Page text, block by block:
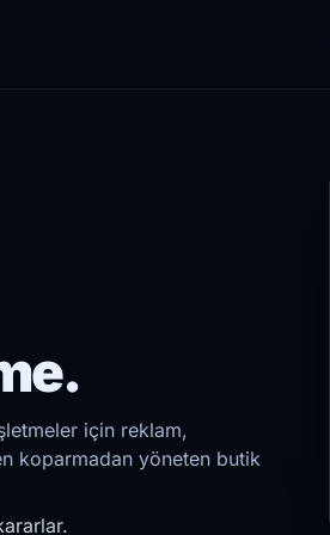
için reklam,
koparmadan yöneten butik